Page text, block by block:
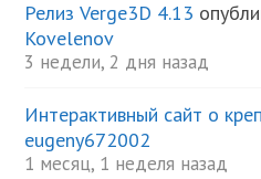
Релиз Verge3D 4.13
Kovelenov
3 недели, 2 дня назад
Интерактивный сайт о
eugeny672002
1 месяц, 1 неделя назад